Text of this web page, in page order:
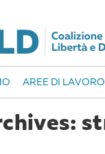
AREE DI LAVORO